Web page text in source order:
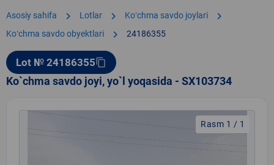
Asosiy sahifa chevron_right Lotlar chevron_right Koʻchma savdo joylari chevron_right
Koʻchma savdo obyektlari chevron_right 24186355
Lot № 24186355content_copy
Ko`chma savdo joyi, yo`l yoqasida - SX103734
Rasm 1 / 1